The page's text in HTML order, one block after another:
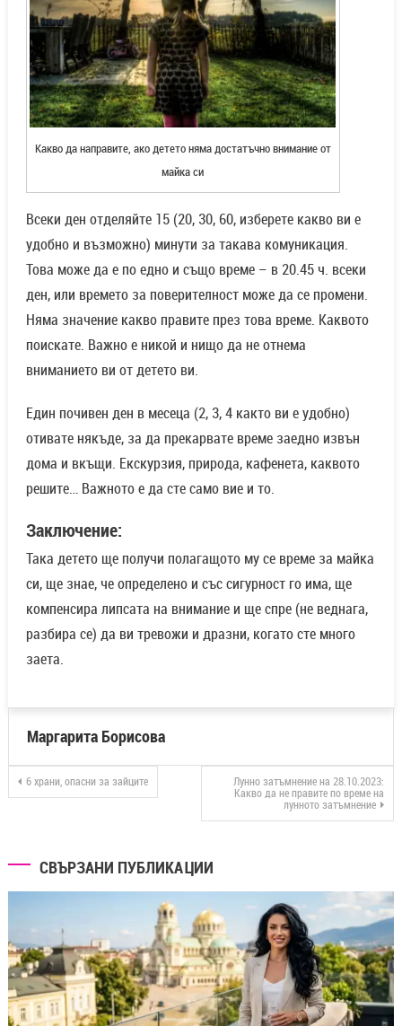
Какво да направите, ако детето няма достатъчно внимание от
майка си
Всеки ден отделяйте 15 (20, 30, 60, изберете какво ви е
удобно и възможно) минути за такава комуникация.
Това може да е по едно и също време – в 20.45 ч. всеки
ден, или времето за поверителност може да се промени.
Няма значение какво правите през това време. Каквото
поискате. Важно е никой и нищо да не отнема
вниманието ви от детето ви.
Един почивен ден в месеца (2, 3, 4 както ви е удобно)
отивате някъде, за да прекарвате време заедно извън
дома и вкъщи. Екскурзия, природа, кафенета, каквото
решите… Важното е да сте само вие и то.
Заключение:
Така детето ще получи полагащото му се време за майка
си, ще знае, че определено и със сигурност го има, ще
компенсира липсата на внимание и ще спре (не веднага,
разбира се) да ви тревожи и дразни, когато сте много
заета.
Маргарита Борисова
6 храни, опасни за зайците
Лунно затъмнение на 28.10.2023:
Какво да не правите по време на
лунното затъмнение
СВЪРЗАНИ ПУБЛИКАЦИИ